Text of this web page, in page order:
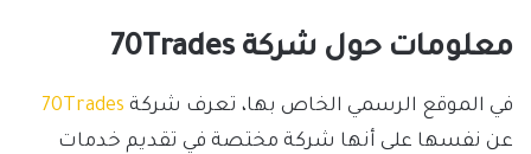
معلومات حول شركة 70Trades
في الموقع الرسمي الخاص بها، تعرف شركة 70Trades
عن نفسها على أنها شركة مختصة في تقديم خدمات